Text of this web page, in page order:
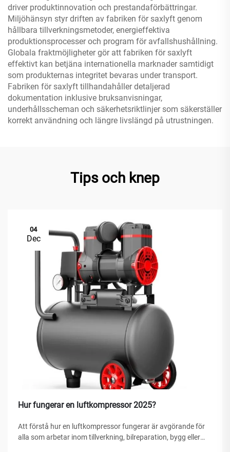
driver produktinnovation och prestandaförbättringar.
Miljöhänsyn styr driften av fabriken för saxlyft genom
hållbara tillverkningsmetoder, energieffektiva
produktionsprocesser och program för avfallshushållning.
Globala fraktmöjligheter gör att fabriken för saxlyft
effektivt kan betjäna internationella marknader samtidigt
som produkternas integritet bevaras under transport.
Fabriken för saxlyft tillhandahåller detaljerad
dokumentation inklusive bruksanvisningar,
underhållsscheman och säkerhetsriktlinjer som säkerställer
korrekt användning och längre livslängd på utrustningen.
Tips och knep
04
Dec
Hur fungerar en luftkompressor 2025?
Att förstå hur en luftkompressor fungerar är avgörande för
alla som arbetar inom tillverkning, bilreparation, bygg eller